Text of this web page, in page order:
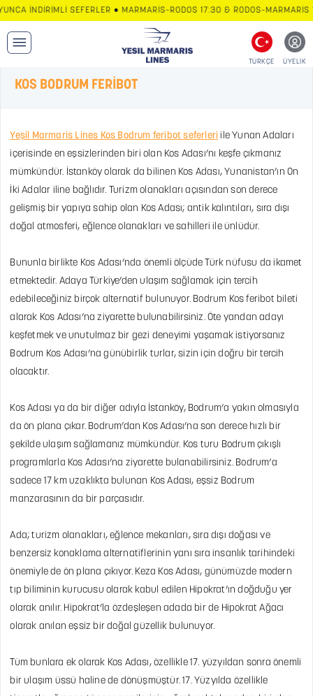
İNDİRİMLİ SEFERLER • MARMARİS–RODOS 17:30 &
TÜRKÇE ÜYELİK
KOS BODRUM FERİBOT
Yeşil Marmaris Lines Kos Bodrum feribot seferleri ile Yunan Adaları
içerisinde en eşsizlerinden biri olan Kos Adası’nı keşfe çıkmanız
mümkündür. İstanköy olarak da bilinen Kos Adası, Yunanistan’ın On
İki Adalar iline bağlıdır. Turizm olanakları açısından son derece
gelişmiş bir yapıya sahip olan Kos Adası; antik kalıntıları, sıra dışı
doğal atmosferi, eğlence olanakları ve sahilleri ile ünlüdür.
Bununla birlikte Kos Adası’nda önemli ölçüde Türk nüfusu da ikamet
etmektedir. Adaya Türkiye’den ulaşım sağlamak için tercih
edebileceğiniz birçok alternatif bulunuyor. Bodrum Kos feribot bileti
alarak Kos Adası’na ziyarette bulunabilirsiniz. Öte yandan adayı
keşfetmek ve unutulmaz bir gezi deneyimi yaşamak istiyorsanız
Bodrum Kos Adası’na günübirlik turlar, sizin için doğru bir tercih
olacaktır.
Kos Adası ya da bir diğer adıyla İstanköy, Bodrum’a yakın olmasıyla
da ön plana çıkar. Bodrum’dan Kos Adası’na son derece hızlı bir
şekilde ulaşım sağlamanız mümkündür. Kos turu Bodrum çıkışlı
programlarla Kos Adası’na ziyarette bulanabilirsiniz. Bodrum’a
sadece 17 km uzaklıkta bulunan Kos Adası, eşsiz Bodrum
manzarasının da bir parçasıdır.
Ada; turizm olanakları, eğlence mekanları, sıra dışı doğası ve
benzersiz konaklama alternatiflerinin yanı sıra insanlık tarihindeki
önemiyle de ön plana çıkıyor. Keza Kos Adası, günümüzde modern
tıp biliminin kurucusu olarak kabul edilen Hipokrat’ın doğduğu yer
olarak anılır. Hipokrat’la özdeşleşen adada bir de Hipokrat Ağacı
olarak anılan eşsiz bir doğal güzellik bulunuyor.
Tüm bunlara ek olarak Kos Adası, özellikle 17. yüzyıldan sonra önemli
bir ulaşım üssü haline de dönüşmüştür. 17. Yüzyılda özellikle